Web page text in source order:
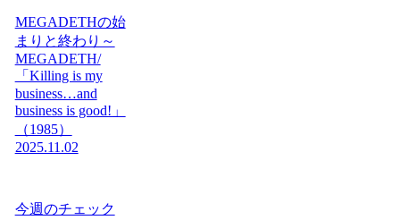
MEGADETHの始
まりと終わり～
MEGADETH/
「Killing is my
business…and
business is good!」
（1985）
2025.11.02
今週のチェック